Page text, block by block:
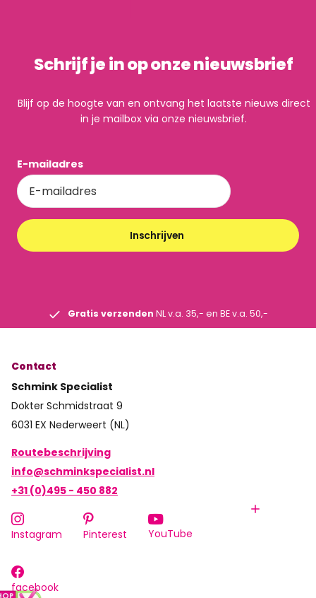
Schrijf je in op onze nieuwsbrief
Blijf op de hoogte van en ontvang het laatste nieuws direct
in je mailbox via onze nieuwsbrief.
E-mailadres
Inschrijven
Gratis verzenden NL v.a. 35,- en BE v.a. 50,-
Contact
Schmink Specialist
Dokter Schmidstraat 9
6031 EX Nederweert (NL)
Routebeschrijving
info@schminkspecialist.nl
+31 (0)495 - 450 882
Instagram Pinterest YouTube
facebook